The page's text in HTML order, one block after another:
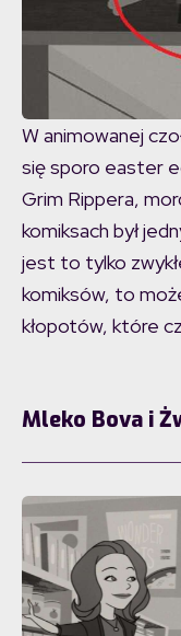
W animowanej
się sporo easter
Grim Rippera,
komiksach był
jest to tylko
komiksów, to
kłopotów, które
Mleko Bova i